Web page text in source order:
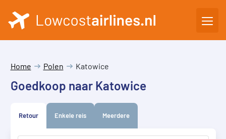
Home Polen Katowice
Goedkoop naar Katowice
Retour Enkele reis Meerdere